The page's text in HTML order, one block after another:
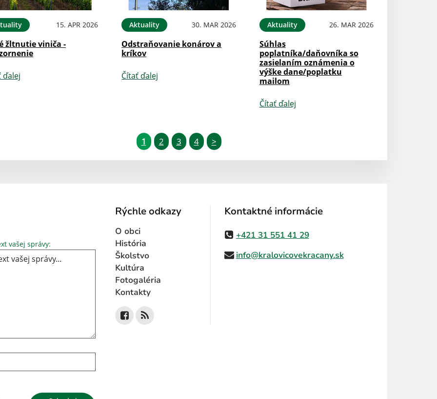
15. APR 2026
žltnutie viniča -
ďalej
Aktuality 30. MAR 2026
Odstraňovanie konárov a
kríkov
Čítať ďalej
Aktuality 26. MAR 2026
Súhlas
poplatníka/daňovníka so
zasielaním oznámenia o
výške dane/poplatku
mailom
Čítať ďalej
1 2 3 4 >
vašej správy: Text vašej správy...
Rýchle odkazy
O obci
História
Školstvo
Kultúra
Fotogaléria
Kontakty
Kontaktné informácie
+421 31 551 41 29
info@kralovicovekracany.sk